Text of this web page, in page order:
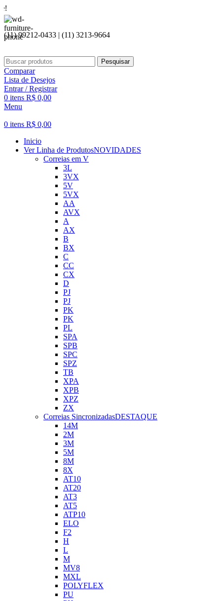
(11) 99212-0433 | (11) 3213-9664
Pesquisar
Comparar
Lista de Desejos
Entrar / Registrar
0 itens R$ 0,00
Menu
0 itens R$ 0,00
Inicio
Ver Linha de ProdutosNOVIDADES
Correias em V
3L
3VX
5V
5VX
AA
AVX
A
AX
B
BX
C
CC
CX
D
PJ
PJ
PK
PK
PL
SPA
SPB
SPC
SPZ
TB
XPA
XPB
XPZ
ZX
Correias SincronizadasDESTAQUE
14M
2M
3M
5M
8M
8X
AT10
AT20
AT3
AT5
ATP10
ELO
F2
H
L
M
MV8
MXL
POLYFLEX
PU